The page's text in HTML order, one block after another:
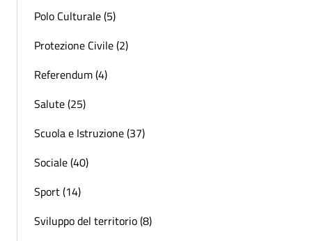
Polo Culturale (5)
Protezione Civile (2)
Referendum (4)
Salute (25)
Scuola e Istruzione (37)
Sociale (40)
Sport (14)
Sviluppo del territorio (8)